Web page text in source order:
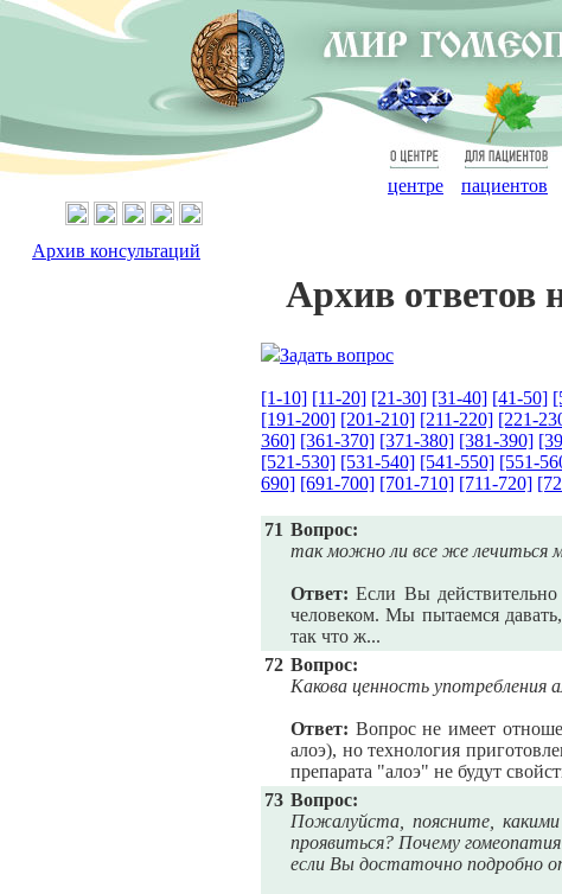
О
центре
Для
пациентов
Архив ответов
Задать вопрос
[1-10] [11-20] [21-30] [31-40] [41-50]
[191-200] [201-210] [211-220] [221-
360] [361-370] [371-380] [381-390]
[521-530] [531-540] [541-550] [551-
690] [691-700] [701-710] [711-720]
71 Вопрос:
так можно ли все же лечиться
Ответ: Если Вы
человеком. Мы пытаемся
так что ж...
72 Вопрос:
Какова ценность употребления
Ответ: Вопрос не имеет
алоэ), но технология
препарата "алоэ" не будут
73 Вопрос:
Пожалуйста, поясните, какими
проявиться? Почему
если Вы достаточно подробно
Архив консультаций